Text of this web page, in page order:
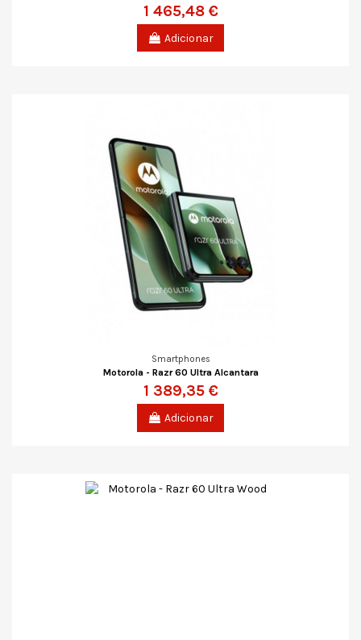
1 465,48 €
Adicionar
Smartphones
Motorola - Razr 60 Ultra Alcantara
1 389,35 €
Adicionar